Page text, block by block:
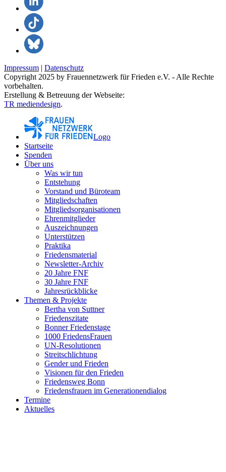
Impressum | Datenschutz
Copyright 2025 by Frauennetzwerk für Frieden e.V. - Alle Rechte
vorbehalten.
Erstellung & Betreuung der Webseite:
TR mediendesign.
Logo
Startseite
Spenden
Über uns
Was wir tun
Entstehung
Vorstand und Büroteam
Mitgliedschaften
Mitgliedsorganisationen
Ehrenmitglieder
Auszeichnungen
Unterstützen
Praktika
Friedensmaterial
Newsletter-Archiv
20 Jahre FNF
30 Jahre FNF
Jahresrückblicke
Themen & Projekte
Bertha von Suttner
Friedenszitate
Bonner Friedenstage
1000 FriedensFrauen
UN-Resolutionen
Streitschlichtung
Gender und Frieden
Visionen für den Frieden
Friedensweg Bonn
Friedensfrauen im Generationendialog
Termine
Aktuelles